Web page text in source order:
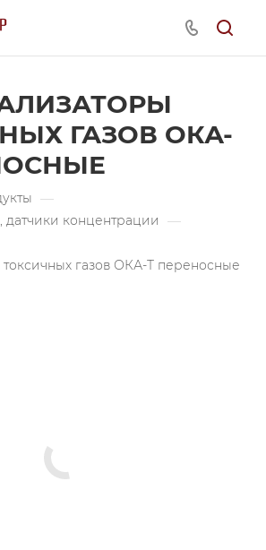
ГАЗОВ ОКА-
—
датчики концентрации —
токсичных газов ОКА-Т переносные